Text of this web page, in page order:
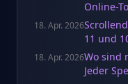
Online-
18. Apr. 2026
11 und
18. Apr. 2026Wo sind
Jeder